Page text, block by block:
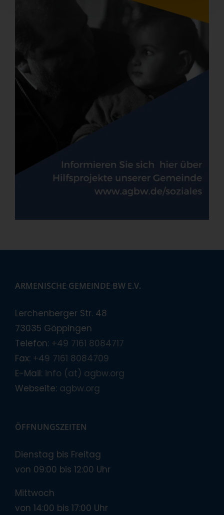
ARMENISCHE GEMEINDE BW E.V.
Lerchenberger Str. 48
73035 Göppingen
Telefon: +49 7161 8084717
Fax: +49 7161 8084709
E-Mail: info (at) agbw.org
Webseite: agbw.org
ÖFFNUNGSZEITEN
Dienstag bis Freitag
von 09:00 bis 12:00 Uhr
Mittwoch
von 14:00 bis 17:00 Uhr